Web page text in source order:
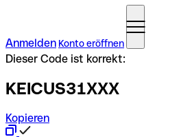
Anmelden Konto eröffnen
Dieser Code ist korrekt:
KEICUS31XXX
Kopieren